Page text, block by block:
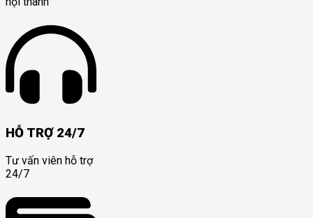
HỖ TRỢ 24/7
Tư vấn viên hỗ trợ
24/7